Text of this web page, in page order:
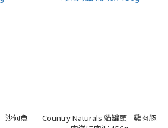
沙甸魚
Country Naturals 貓罐頭 - 雞肉豚